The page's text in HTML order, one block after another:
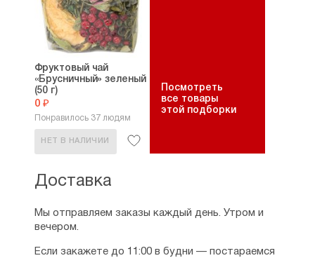
Фруктовый чай
«Брусничный» зеленый
(50 г)
0 ₽
Понравилось 37 людям
НЕТ В НАЛИЧИИ
Посмотреть
все товары
этой подборки
Доставка
Мы отправляем заказы каждый день. Утром и
вечером.
Если закажете до 11:00 в будни — постараемся